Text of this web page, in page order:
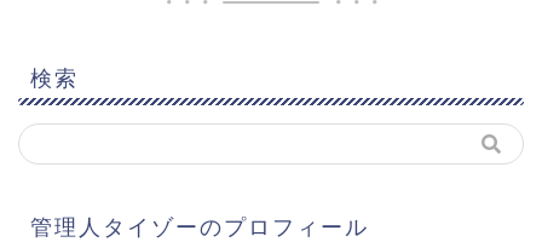
検索
管理人タイゾーのプロフィール